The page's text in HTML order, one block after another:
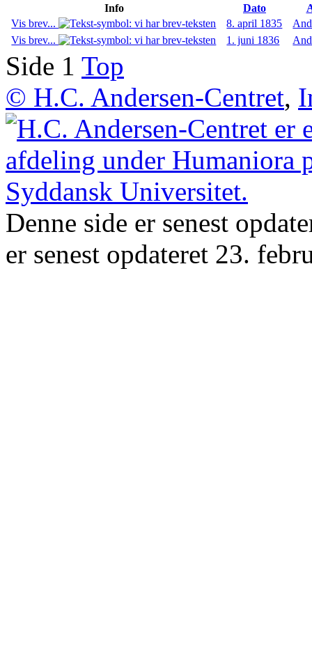
Info Dato
Vis brev...
8. april 1835
Vis brev...
1. juni 1836
Side 1 Top
© H.C. Andersen-Centret,
Denne side er senest
er senest opdateret 23.